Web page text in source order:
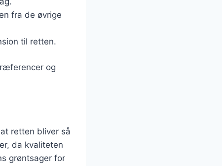
fra de øvrige
til retten.
og
retten bliver så
da kvaliteten
grøntsager for